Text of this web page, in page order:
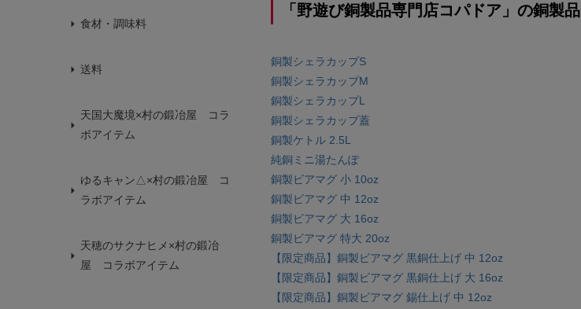
食材・調味料
送料
天国大魔境×村の鍛冶屋 コラ
ボアイテム
ゆるキャン△×村の鍛冶屋 コ
ラボアイテム
天穂のサクナヒメ×村の鍛冶
屋 コラボアイテム
「野遊び銅製品専門店コパドア」の銅製品
銅製シェラカップS
銅製シェラカップM
銅製シェラカップL
銅製シェラカップ蓋
銅製ケトル 2.5L
純銅ミニ湯たんぽ
銅製ビアマグ 小 10oz
銅製ビアマグ 中 12oz
銅製ビアマグ 大 16oz
銅製ビアマグ 特大 20oz
【限定商品】銅製ビアマグ 黒銅仕上げ 中 12oz
【限定商品】銅製ビアマグ 黒銅仕上げ 大 16oz
【限定商品】銅製ビアマグ 錫仕上げ 中 12oz